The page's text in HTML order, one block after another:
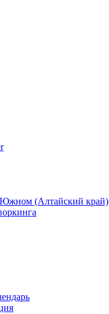
(Алтайский край)